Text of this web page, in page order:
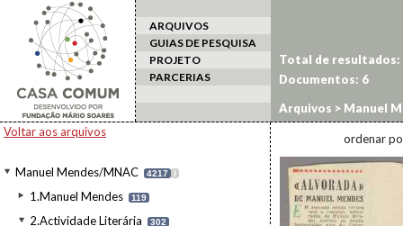
ARQUIVOS
GUIAS DE PESQUISA
PROJETO
PARCERIAS
Voltar aos arquivos
Manuel Mendes/MNAC 4217 I
1.Manuel Mendes 119
2.Actividade Literária 302
Total de resultados:
Documentos: 6
Arquivos > Manuel
ordenar